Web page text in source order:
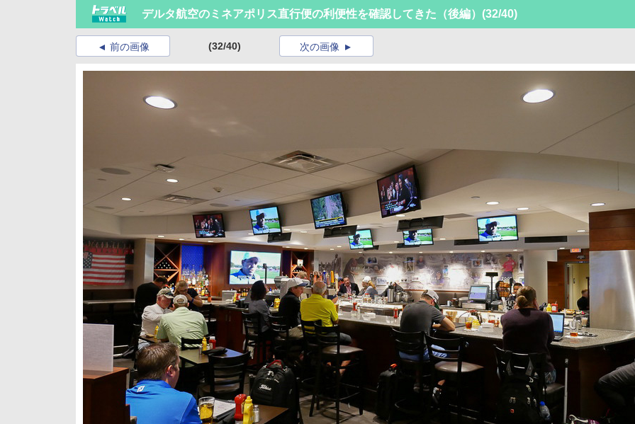
デルタ航空のミネアポリス直行便の利便性を確認してきた（後編） (32/40)
前の画像 (32/40) 次の画像